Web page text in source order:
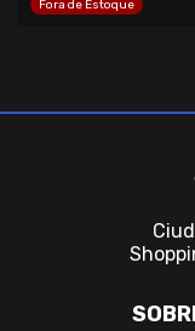
Fora de Estoque